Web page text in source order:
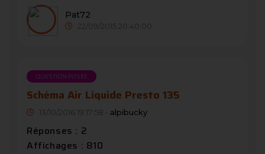
Pat72
22/09/2015 20:40:00
QUESTION POSÉE
Schéma Air Liquide Presto 135
13/10/2016 19:17:58 - alpibucky
Réponses : 2
Affichages : 810